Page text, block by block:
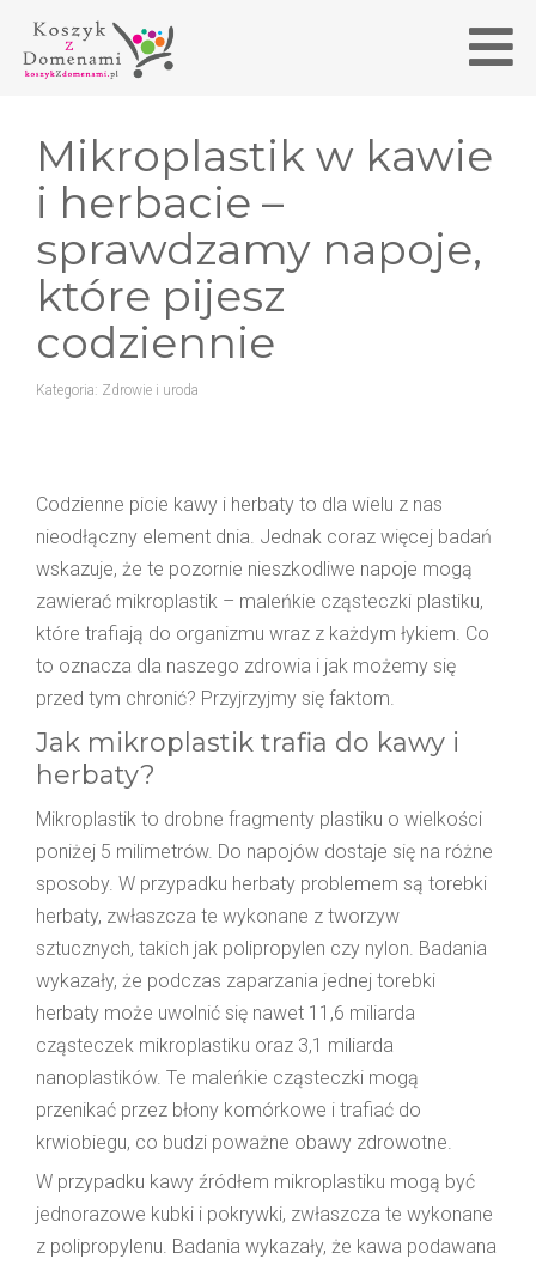
Mikroplastik w kawie
i herbacie –
sprawdzamy napoje,
które pijesz
codziennie
Kategoria: Zdrowie i uroda
Codzienne picie kawy i herbaty to dla wielu z nas
nieodłączny element dnia. Jednak coraz więcej badań
wskazuje, że te pozornie nieszkodliwe napoje mogą
zawierać mikroplastik – maleńkie cząsteczki plastiku,
które trafiają do organizmu wraz z każdym łykiem. Co
to oznacza dla naszego zdrowia i jak możemy się
przed tym chronić? Przyjrzyjmy się faktom.
Jak mikroplastik trafia do kawy i
herbaty?
Mikroplastik to drobne fragmenty plastiku o wielkości
poniżej 5 milimetrów. Do napojów dostaje się na różne
sposoby. W przypadku herbaty problemem są torebki
herbaty, zwłaszcza te wykonane z tworzyw
sztucznych, takich jak polipropylen czy nylon. Badania
wykazały, że podczas zaparzania jednej torebki
herbaty może uwolnić się nawet 11,6 miliarda
cząsteczek mikroplastiku oraz 3,1 miliarda
nanoplastików. Te maleńkie cząsteczki mogą
przenikać przez błony komórkowe i trafiać do
krwiobiegu, co budzi poważne obawy zdrowotne.
W przypadku kawy źródłem mikroplastiku mogą być
jednorazowe kubki i pokrywki, zwłaszcza te wykonane
z polipropylenu. Badania wykazały, że kawa podawana